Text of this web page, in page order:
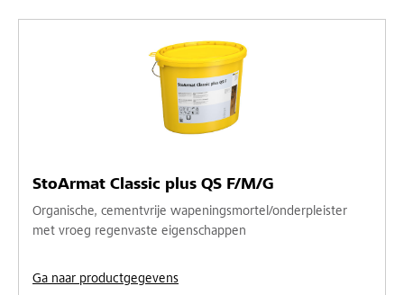
StoArmat Classic plus QS F/M/G
Organische, cementvrije wapeningsmortel/onderpleister
met vroeg regenvaste eigenschappen
Ga naar productgegevens